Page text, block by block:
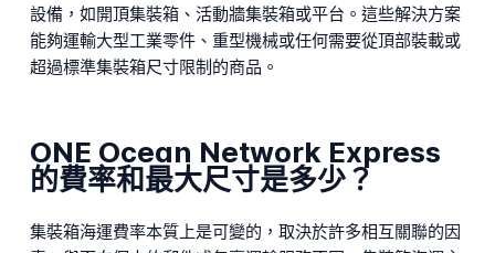
設備，如開頂集裝箱、活動牆集裝箱或平台。這些解決方案
能夠運輸大型工業零件、重型機械或任何需要從頂部裝載或
超過標準集裝箱尺寸限制的商品。
ONE Ocean Network Express
的費率和最大尺寸是多少？
集裝箱海運費率本質上是可變的，取決於許多相互關聯的因